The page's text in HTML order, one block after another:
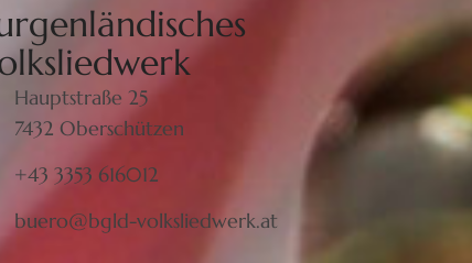
Hauptstraße 25
7432 Oberschützen
+43 3353 616012
buero@bgld-volksliedwerk.at